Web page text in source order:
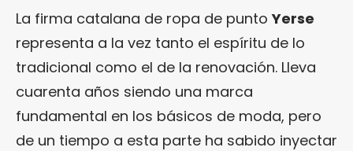
La firma catalana de ropa de puntoYerse
representa a la vez tanto el espíritu de lo
tradicional como el de la renovación. Lleva
cuarenta años siendo una marca
fundamental en los básicos de moda, pero
de un tiempo a esta parte ha sabido inyectar